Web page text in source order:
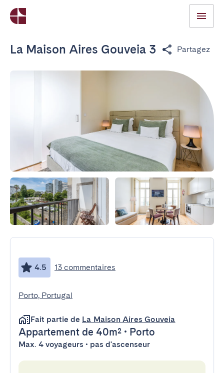
La Maison Aires Gouveia 3 Partagez
4.5 13 commentaires
Porto, Portugal
Fait partie de La Maison Aires Gouveia
Appartement de 40m² • Porto
Max. 4 voyageurs • pas d'ascenseur